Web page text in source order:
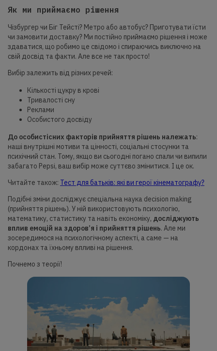
Як ми приймаємо рішення
Чізбургер чи Біг Тейсті? Метро або автобус? Приготувати їсти
чи замовити доставку? Ми постійно приймаємо рішення і може
здаватися, що робимо це свідомо і спираючись виключно на
свій досвід та факти. Але все не так просто!
Вибір залежить від різних речей:
Кількості цукру в крові
Тривалості сну
Реклами
Особистого досвіду
До особистісних факторів прийняття рішень належать:
наші внутрішні мотиви та цінності, соціальні стосунки та
психічний стан. Тому, якщо ви сьогодні погано спали чи випили
забагато Pepsi, ваш вибір може суттєво змінитися. І це ок.
Читайте також: Тест для батьків: які ви герої кінематографу?
Подібні зміни досліджує спеціальна наука decision making
(прийняття рішень). У ній використовують психологію,
математику, статистику та навіть економіку, досліджують
вплив емоцій на здоров’я і прийняття рішень. Але ми
зосередимося на психологічному аспекті, а саме — на
кордонах та їхньому впливі на рішення.
Почнемо з теорії!